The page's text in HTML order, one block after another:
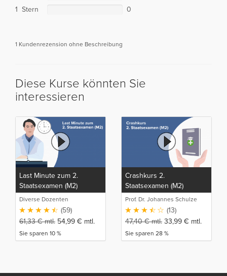
1 Stern
0
1 Kundenrezension ohne Beschreibung
Diese Kurse könnten Sie
interessieren
Last Minute zum 2.
Staatsexamen (M2)
Diverse Dozenten
(59)
61,33€mtl. 54,99 € mtl.
Sie sparen 10 %
Crashkurs 2.
Staatsexamen (M2)
Prof. Dr. Johannes Schulze
(13)
47,40€mtl. 33,99 € mtl.
Sie sparen 28 %